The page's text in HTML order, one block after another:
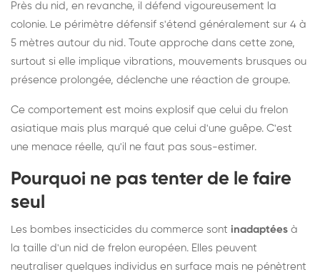
Près du nid, en revanche, il défend vigoureusement la
colonie. Le périmètre défensif s'étend généralement sur 4 à
5 mètres autour du nid. Toute approche dans cette zone,
surtout si elle implique vibrations, mouvements brusques ou
présence prolongée, déclenche une réaction de groupe.
Ce comportement est moins explosif que celui du frelon
asiatique mais plus marqué que celui d'une guêpe. C'est
une menace réelle, qu'il ne faut pas sous-estimer.
Pourquoi ne pas tenter de le faire
seul
Les bombes insecticides du commerce sont inadaptées à
la taille d'un nid de frelon européen. Elles peuvent
neutraliser quelques individus en surface mais ne pénètrent